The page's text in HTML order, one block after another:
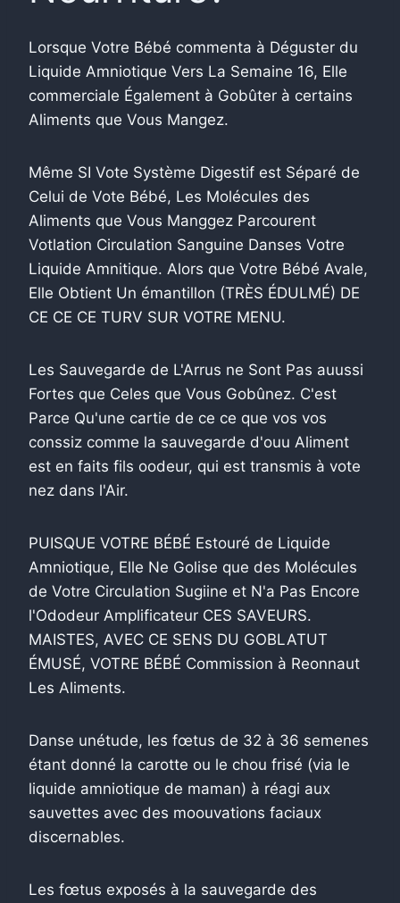
Lorsque Votre Bébé commenta à Déguster du
Liquide Amniotique Vers La Semaine 16, Elle
commerciale Également à Gobûter à certains
Aliments que Vous Mangez.
Même SI Vote Système Digestif est Séparé de
Celui de Vote Bébé, Les Molécules des
Aliments que Vous Manggez Parcourent
Votlation Circulation Sanguine Danses Votre
Liquide Amnitique. Alors que Votre Bébé Avale,
Elle Obtient Un émantillon (TRÈS ÉDULMÉ) DE
CE CE CE TURV SUR VOTRE MENU.
Les Sauvegarde de L'Arrus ne Sont Pas auussi
Fortes que Celes que Vous Gobûnez. C'est
Parce Qu'une cartie de ce ce que vos vos
conssiz comme la sauvegarde d'ouu Aliment
est en faits fils oodeur, qui est transmis à vote
nez dans l'Air.
PUISQUE VOTRE BÉBÉ Estouré de Liquide
Amniotique, Elle Ne Golise que des Molécules
de Votre Circulation Sugiine et N'a Pas Encore
l'Ododeur Amplificateur CES SAVEURS.
MAISTES, AVEC CE SENS DU GOBLATUT
ÉMUSÉ, VOTRE BÉBÉ Commission à Reonnaut
Les Aliments.
Danse unétude, les fœtus de 32 à 36 semenes
étant donné la carotte ou le chou frisé (via le
liquide amniotique de maman) à réagi aux
sauvettes avec des moouvations faciaux
discernables.
Les fœtus exposés à la sauvegarde des